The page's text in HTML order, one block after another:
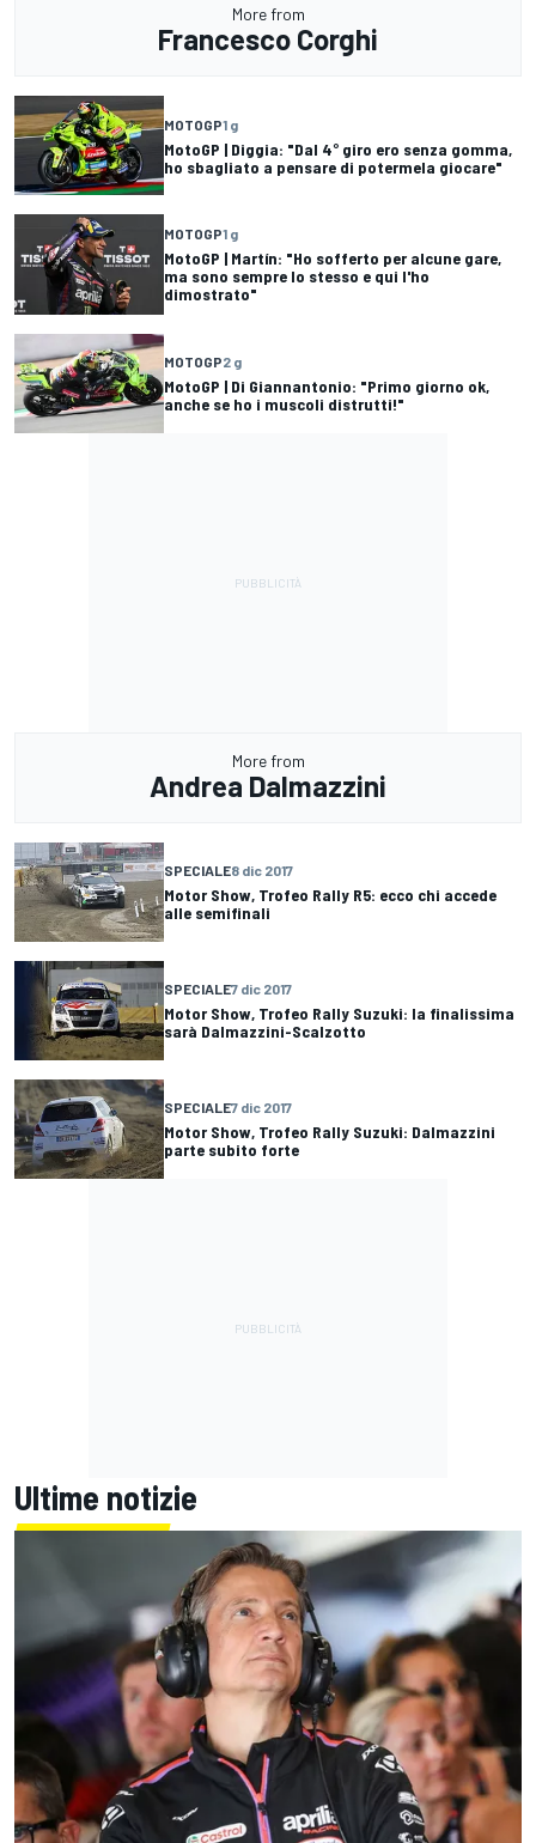
More from
Francesco Corghi
MOTOGP1 g
MotoGP | Diggia: "Dal 4° giro ero senza gomma,
ho sbagliato a pensare di potermela giocare"
MOTOGP1 g
MotoGP | Martín: "Ho sofferto per alcune gare,
ma sono sempre lo stesso e qui l'ho
dimostrato"
MOTOGP2 g
MotoGP | Di Giannantonio: "Primo giorno ok,
anche se ho i muscoli distrutti!"
More from
Andrea Dalmazzini
SPECIALE8 dic 2017
Motor Show, Trofeo Rally R5: ecco chi accede
alle semifinali
SPECIALE7 dic 2017
Motor Show, Trofeo Rally Suzuki: la finalissima
sarà Dalmazzini-Scalzotto
SPECIALE7 dic 2017
Motor Show, Trofeo Rally Suzuki: Dalmazzini
parte subito forte
Ultime notizie